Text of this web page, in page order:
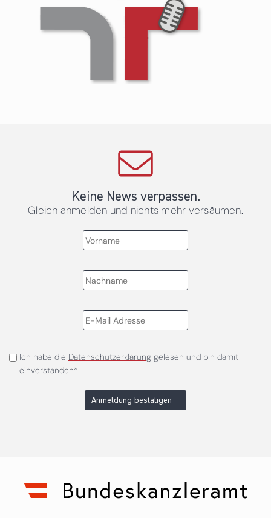
Keine News verpassen.
Gleich anmelden und nichts mehr versäumen.
Ich habe die Datenschutzerklärunggelesen und bin damit
einverstanden*
Anmeldung bestätigen